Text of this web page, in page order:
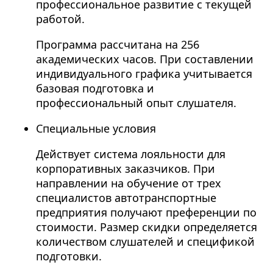
профессиональное развитие с текущей
работой.
Программа рассчитана на 256
академических часов. При составлении
индивидуального графика учитывается
базовая подготовка и
профессиональный опыт слушателя.
Специальные условия
Действует система лояльности для
корпоративных заказчиков. При
направлении на обучение от трех
специалистов автотранспортные
предприятия получают преференции по
стоимости. Размер скидки определяется
количеством слушателей и спецификой
подготовки.